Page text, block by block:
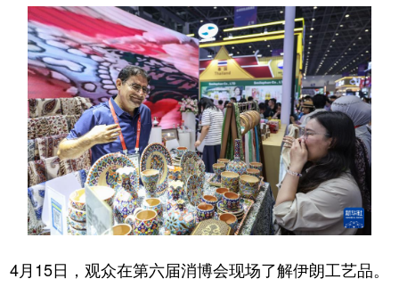
4月15日，观众在第六届消博会现场了解伊朗工艺品。